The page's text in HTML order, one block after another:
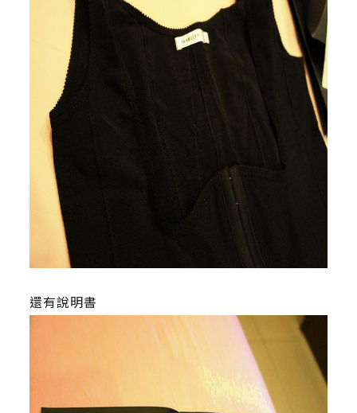
還有說明書